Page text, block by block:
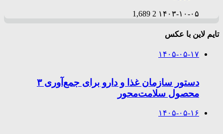
۱۴۰۳-۱۰-۰۵ 2
1,689
تایم لاین با عکس
۱۴۰۵-۰۵-۱۷
دستور سازمان غذا و دارو برای جمع‌آوری ۳
محصول سلامت‌محور
۱۴۰۵-۰۵-۱۶